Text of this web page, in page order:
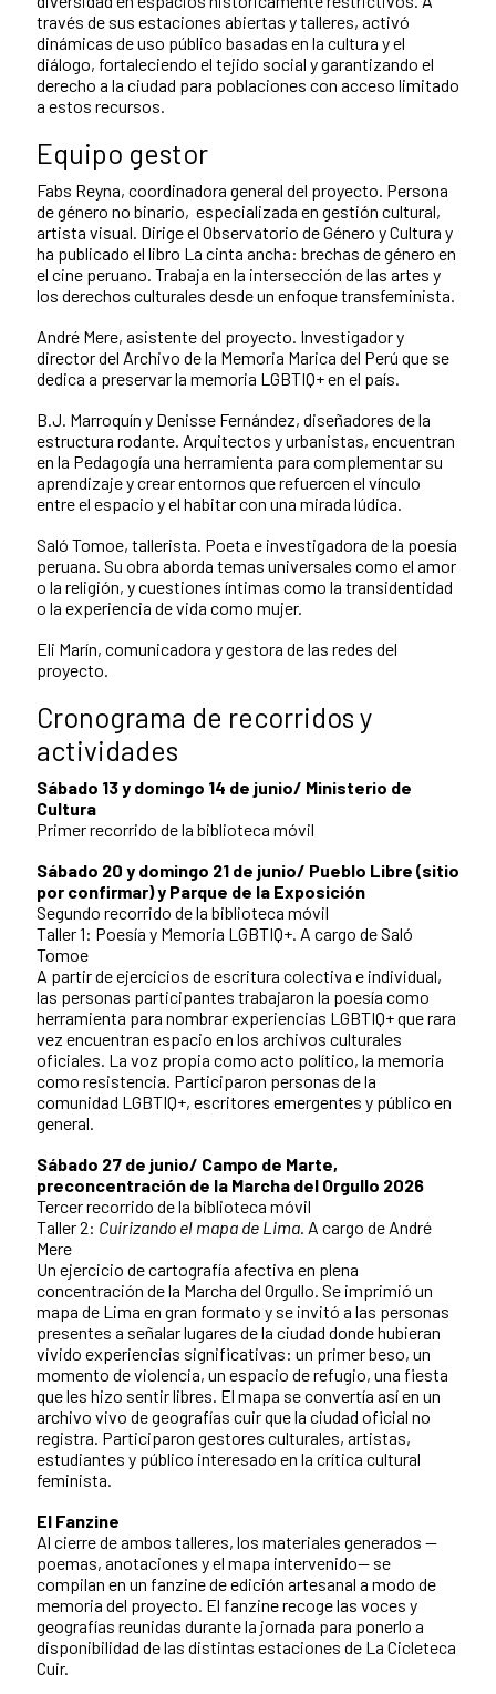
través de sus estaciones abiertas y talleres, activó
dinámicas de uso público basadas en la cultura y el
diálogo, fortaleciendo el tejido social y garantizando el
derecho a la ciudad para poblaciones con acceso limitado
a estos recursos.
Equipo gestor
Fabs Reyna, coordinadora general del proyecto. Persona
de género no binario, especializada en gestión cultural,
artista visual. Dirige el Observatorio de Género y Cultura y
ha publicado el libro La cinta ancha: brechas de género en
el cine peruano. Trabaja en la intersección de las artes y
los derechos culturales desde un enfoque transfeminista.
André Mere, asistente del proyecto. Investigador y
director del Archivo de la Memoria Marica del Perú que se
dedica a preservar la memoria LGBTIQ+ en el país.
B.J. Marroquín y Denisse Fernández, diseñadores de la
estructura rodante. Arquitectos y urbanistas, encuentran
en la Pedagogía una herramienta para complementar su
aprendizaje y crear entornos que refuercen el vínculo
entre el espacio y el habitar con una mirada lúdica.
Saló Tomoe, tallerista. Poeta e investigadora de la poesía
peruana. Su obra aborda temas universales como el amor
o la religión, y cuestiones íntimas como la transidentidad
o la experiencia de vida como mujer.
Eli Marín, comunicadora y gestora de las redes del
proyecto.
Cronograma de recorridos y
actividades
Sábado 13 y domingo 14 de junio/ Ministerio de
Cultura
Primer recorrido de la biblioteca móvil
Sábado 20 y domingo 21 de junio/ Pueblo Libre (sitio
por confirmar) y Parque de la Exposición
Segundo recorrido de la biblioteca móvil
Taller 1: Poesía y Memoria LGBTIQ+. A cargo de Saló
Tomoe
A partir de ejercicios de escritura colectiva e individual,
las personas participantes trabajaron la poesía como
herramienta para nombrar experiencias LGBTIQ+ que rara
vez encuentran espacio en los archivos culturales
oficiales. La voz propia como acto político, la memoria
como resistencia. Participaron personas de la
comunidad LGBTIQ+, escritores emergentes y público en
general.
Sábado 27 de junio/ Campo de Marte,
preconcentración de la Marcha del Orgullo 2026
Tercer recorrido de la biblioteca móvil
Taller 2: Cuirizando el mapa de Lima. A cargo de André
Mere
Un ejercicio de cartografía afectiva en plena
concentración de la Marcha del Orgullo. Se imprimió un
mapa de Lima en gran formato y se invitó a las personas
presentes a señalar lugares de la ciudad donde hubieran
vivido experiencias significativas: un primer beso, un
momento de violencia, un espacio de refugio, una fiesta
que les hizo sentir libres. El mapa se convertía así en un
archivo vivo de geografías cuir que la ciudad oficial no
registra. Participaron gestores culturales, artistas,
estudiantes y público interesado en la crítica cultural
feminista.
El Fanzine
Al cierre de ambos talleres, los materiales generados —
poemas, anotaciones y el mapa intervenido— se
compilan en un fanzine de edición artesanal a modo de
memoria del proyecto. El fanzine recoge las voces y
geografías reunidas durante la jornada para ponerlo a
disponibilidad de las distintas estaciones de La Cicleteca
Cuir.